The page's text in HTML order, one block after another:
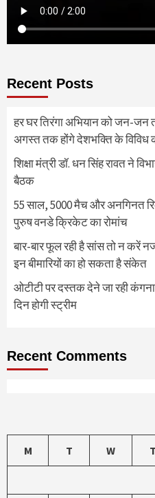
Recent Posts
हर घर तिरंगा अभियान को जन-
अगस्त तक होंगे देशभक्ति के विविध
शिक्षा मंत्री डॉ. धन सिंह रावत ने
बैठक
55 साल, 5000 मैच और अनगिनत
पुरुष वनडे क्रिकेट का रोमांच
बार-बार फूल रही है सांस तो न
इन बीमारियों का हो सकता है संकेत
ओटीटी पर दस्तक देने जा रही कंगना
दिन होगी स्ट्रीम
Recent Comments
M T W T